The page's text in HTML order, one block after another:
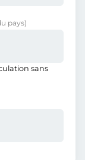
pays)
sans